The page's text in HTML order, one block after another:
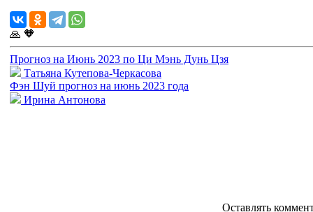
🙏 🧡
Прогноз на Июнь 2023 по Ци Мэнь Дунь Цзя
Татьяна Кутепова-Черкасова
Фэн Шуй прогноз на июнь 2023 года
Ирина Антонова
Оставлять